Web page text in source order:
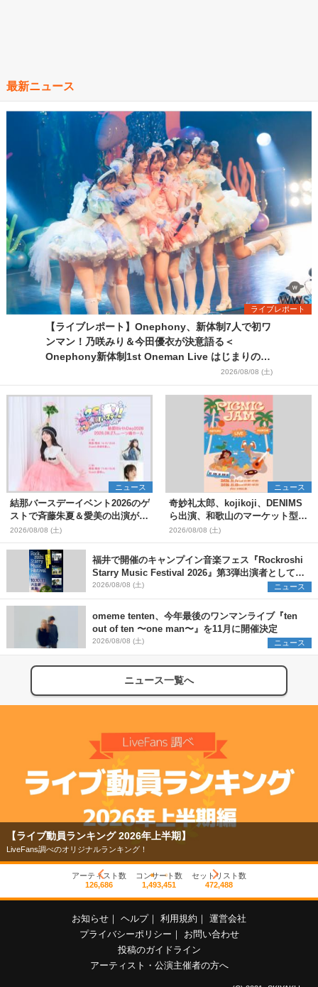
最新ニュース
ライブレポート
【ライブレポート】Onephony、新体制7人で初ワ
ンマン！乃咲みり＆今田優衣が決意語る＜
Onephony新体制1st Oneman Live はじまりの夏
2026/08/08 (土)
ニュース
結那バースデーイベント2026のゲ
ストで斉藤朱夏＆愛美の出演が決
定
2026/08/08 (土)
ニュース
奇妙礼太郎、kojikoji、DENIMS
ら出演、和歌山のマーケット型野
外イベント『PICNIC JAM
2026』早割チケット発売開始
2026/08/08 (土)
福井で開催のキャンプイン音楽フェス『Rockroshi
Starry Music Festival 2026』第3弾出演者として
SCOOBIE DO、かりゆし58、Reiを発表
2026/08/08 (土) ニュース
omeme tenten、今年最後のワンマンライブ『ten
out of ten 〜one man〜』を11月に開催決定
2026/08/08 (土) ニュース
ニュース一覧へ
【ライブ動員ランキング 2026年上半期】
LiveFans調べのオリジナルランキング！
アーティスト数
126,686
コンサート数
1,493,451
セットリスト数
472,488
お知らせ ヘルプ 利用規約
運営会社
プライバシーポリシー
お問い合わせ
投稿のガイドライン
アーティスト・公演主催者の方へ